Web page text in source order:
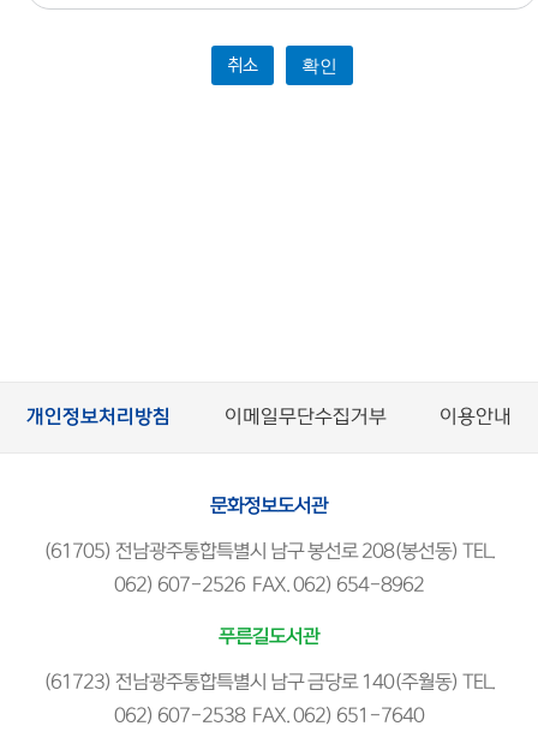
취소 확인
개인정보처리방침 이메일무단수집거부 이용안내
문화정보도서관
(61705) 전남광주통합특별시 남구 봉선로 208(봉선동) TEL.
062) 607-2526 FAX. 062) 654-8962
푸른길도서관
(61723) 전남광주통합특별시 남구 금당로 140(주월동) TEL.
062) 607-2538 FAX. 062) 651-7640